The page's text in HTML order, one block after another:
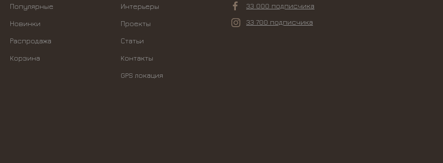
Популярные
Новинки
Распродажа
Корзина
Интерьеры
Проекты
Статьи
Контакты
GPS локация
33 000 подписчика
33 700 подписчика